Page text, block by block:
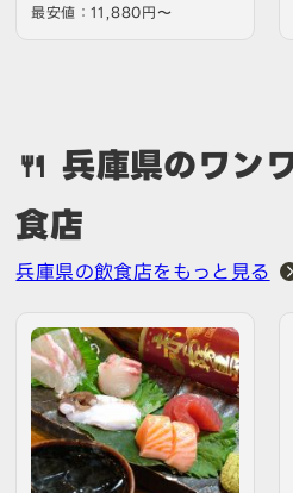
で泊まれる棟もあり、アク…
最安値：11,880円〜
🍴 兵庫県のワン
食店
兵庫県の飲食店をもっと見る